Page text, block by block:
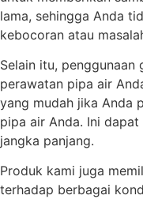
lama, sehingga Anda
kebocoran atau
Selain itu,
perawatan pipa air
yang mudah jika Anda
pipa air Anda. Ini
jangka panjang.
Produk kami juga
terhadap berbagai